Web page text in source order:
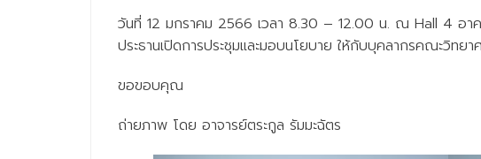
วันที่ 12 มกราคม 2566 เวลา 8.30 – 12.00 น. ณ Hall 4 อา
ประธานเปิดการประชุมและมอบนโยบาย ให้กับบุคลากรคณะวิทยา
ขอขอบคุณ
ถ่ายภาพ โดย อาจารย์ตระกูล รัมมะฉัตร